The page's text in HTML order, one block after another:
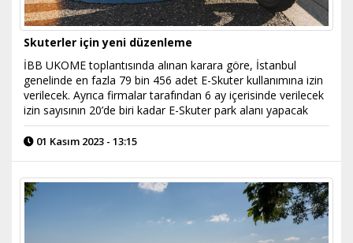
Skuterler için yeni düzenleme
İBB UKOME toplantısında alınan karara göre, İstanbul
genelinde en fazla 79 bin 456 adet E-Skuter kullanımına izin
verilecek. Ayrıca firmalar tarafından 6 ay içerisinde verilecek
izin sayısının 20’de biri kadar E-Skuter park alanı yapacak
01 Kasım 2023 - 13:15